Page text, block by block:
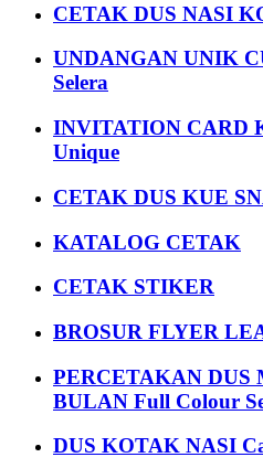
CETAK DUS NASI
UNDANGAN UNIK
Selera
INVITATION CARD
Unique
CETAK DUS KUE
KATALOG CETAK
CETAK STIKER
BROSUR FLYER
PERCETAKAN DUS
BULAN Full Colour
DUS KOTAK NASI